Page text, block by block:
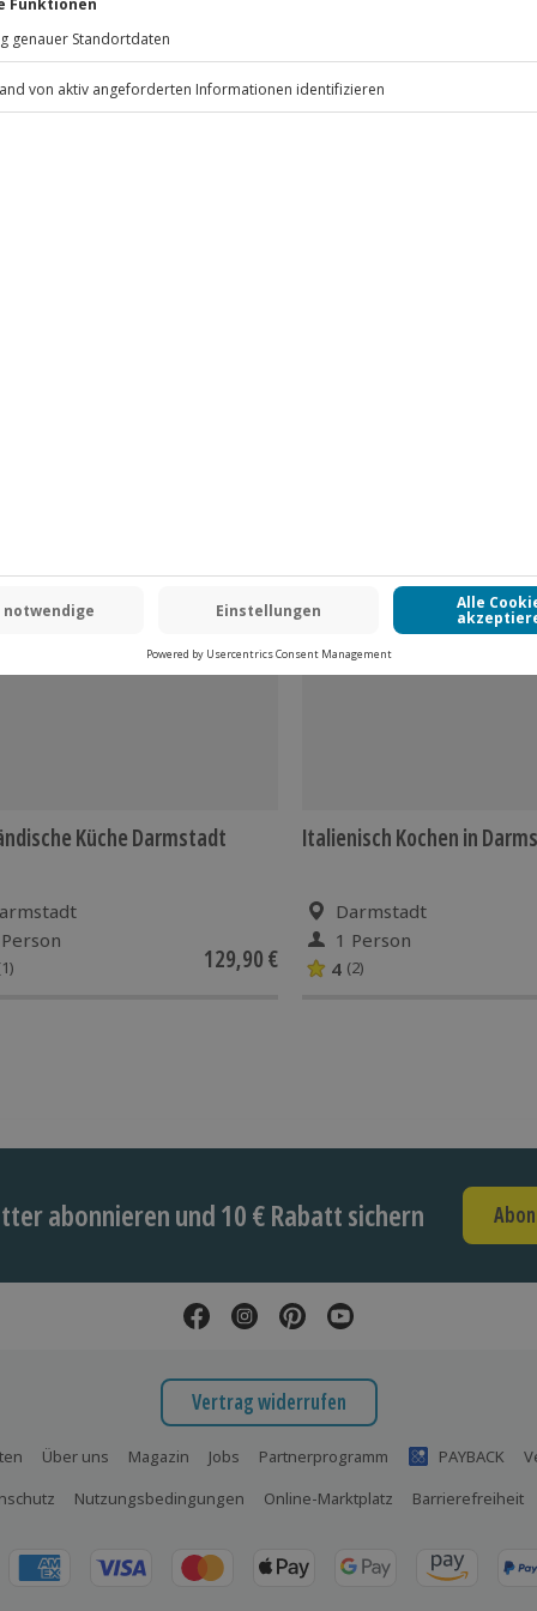
am Erlebnis teilzunhemen?
oder offene Wunden
81671 München
außer an bundesweiten
DEAL
Küche Darmstadt
129,90 €
Italienisch Kochen in
Darmstadt
1 Person
4 (2)
abonnieren und 10 € Rabatt sichern
Vertrag widerrufen
Über uns Magazin Jobs Partnerprogramm PAYBACK
Nutzungsbedingungen Online-Marktplatz Barrierefreiheit